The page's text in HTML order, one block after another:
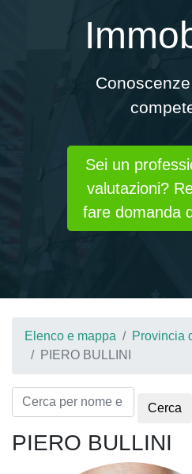
Sei un
valutazioni?
fare domanda
Elenco e mappa
Provincia
PIERO BULLINI
Cerca
PIERO BULLINI